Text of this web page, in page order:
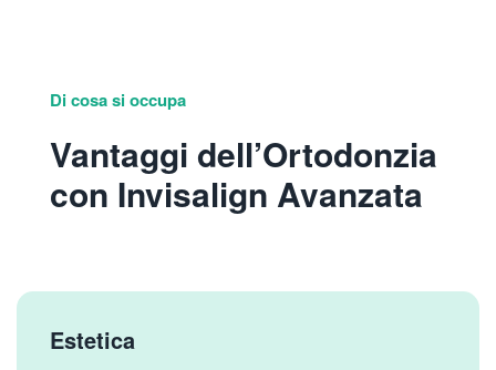
Di cosa si occupa
Vantaggi dell’Ortodonzia
con Invisalign Avanzata
Estetica